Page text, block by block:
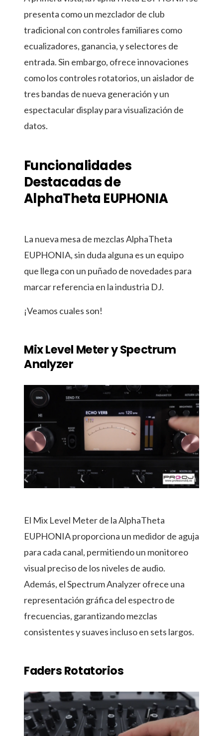
presenta como un mezclador de club
tradicional con controles familiares como
ecualizadores, ganancia, y selectores de
entrada. Sin embargo, ofrece innovaciones
como los controles rotatorios, un aislador de
tres bandas de nueva generación y un
espectacular display para visualización de
datos.
Funcionalidades
Destacadas de
AlphaTheta EUPHONIA
La nueva mesa de mezclas AlphaTheta
EUPHONIA, sin duda alguna es un equipo
que llega con un puñado de novedades para
marcar referencia en la industria DJ.
¡Veamos cuales son!
Mix Level Meter y Spectrum
Analyzer
El Mix Level Meter de la AlphaTheta
EUPHONIA proporciona un medidor de aguja
para cada canal, permitiendo un monitoreo
visual preciso de los niveles de audio.
Además, el Spectrum Analyzer ofrece una
representación gráfica del espectro de
frecuencias, garantizando mezclas
consistentes y suaves incluso en sets largos.
Faders Rotatorios